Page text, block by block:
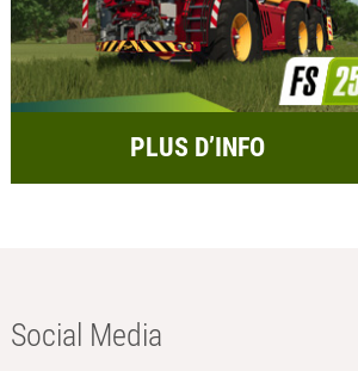
PLUS D’INFO
Social Media